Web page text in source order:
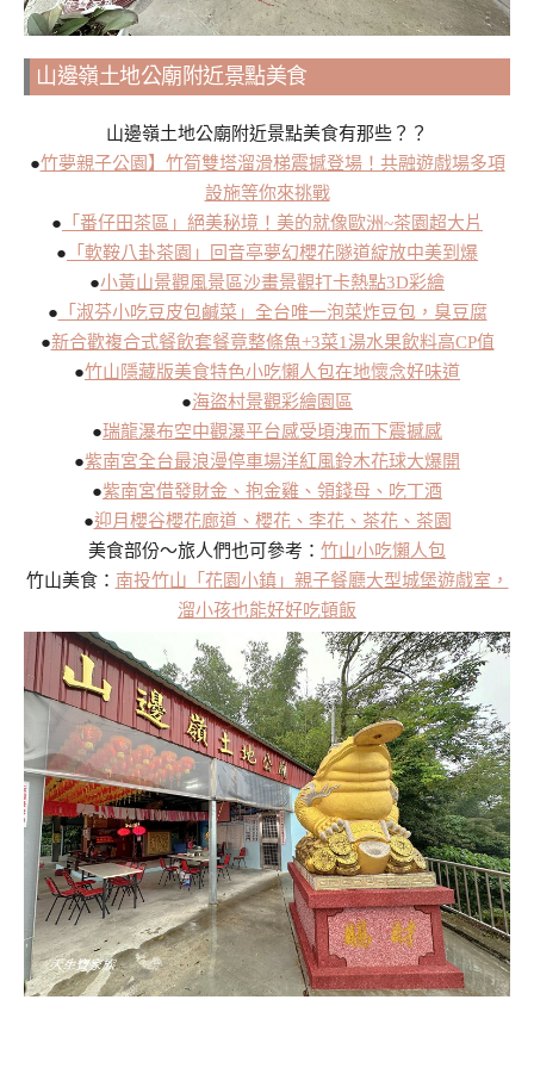
山邊嶺土地公廟附近景點美食
山邊嶺土地公廟附近景點美食有那些？？
●竹夢親子公園】竹筍雙塔溜滑梯震撼登場！共融遊戲場多項
設施等你來挑戰
● 「番仔田茶區」絕美秘境！美的就像歐洲~茶園超大片
● 「軟鞍八卦茶園」回音亭夢幻櫻花隧道綻放中美到爆
●小黃山景觀風景區沙畫景觀打卡熱點3D彩繪
● 「淑芬小吃豆皮包鹹菜」全台唯一泡菜炸豆包，臭豆腐
●新合歡複合式餐飲套餐竟整條魚+3菜1湯水果飲料高CP值
●竹山隱藏版美食特色小吃懶人包在地懷念好味道
●海盜村景觀彩繪園區
●瑞龍瀑布空中觀瀑平台感受頃洩而下震撼感
●紫南宮全台最浪漫停車場洋紅風鈴木花球大爆開
●紫南宮借發財金、抱金雞、領錢母、吃丁酒
●迎月櫻谷櫻花廊道、櫻花、李花、茶花、茶園
美食部份～旅人們也可參考： 竹山小吃懶人包
竹山美食： 南投竹山「花園小鎮」親子餐廳大型城堡遊戲室，
溜小孩也能好好吃頓飯